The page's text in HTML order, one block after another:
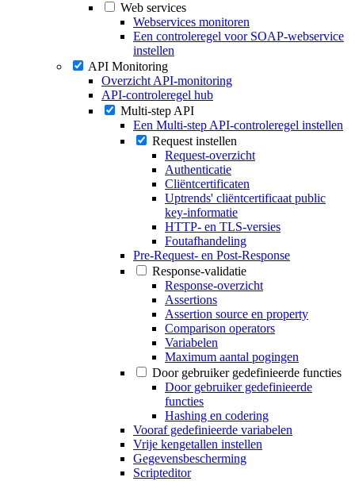
Web services
Webservices monitoren
Een controleregel voor SOAP-webservice
instellen
API Monitoring
Overzicht API-monitoring
API-controleregel hub
Multi-step API
Een Multi-step API-controleregel instellen
Request instellen
Request-overzicht
Authenticatie
Cliëntcertificaten
Uptrends' cliëntcertificaat public
key-informatie
HTTP- en TLS-versies
Foutafhandeling
Pre-Request- en Post-Response
Response-validatie
Response-overzicht
Assertions
Assertion source en property
Comparison operators
Variabelen
Maximum aantal pogingen
Door gebruiker gedefinieerde functies
Door gebruiker gedefinieerde
functies
Hashing en codering
Vooraf gedefinieerde variabelen
Vrije kengetallen instellen
Gegevensbescherming
Scripteditor